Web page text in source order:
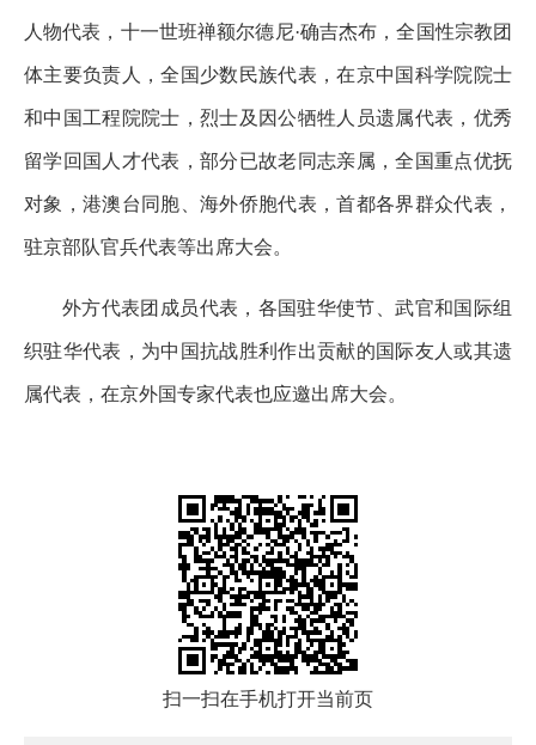
人物代表，十一世班禅额尔德尼·确吉杰布，全国性宗教团
体主要负责人，全国少数民族代表，在京中国科学院院士
和中国工程院院士，烈士及因公牺牲人员遗属代表，优秀
留学回国人才代表，部分已故老同志亲属，全国重点优抚
对象，港澳台同胞、海外侨胞代表，首都各界群众代表，
驻京部队官兵代表等出席大会。
外方代表团成员代表，各国驻华使节、武官和国际组
织驻华代表，为中国抗战胜利作出贡献的国际友人或其遗
属代表，在京外国专家代表也应邀出席大会。
扫一扫在手机打开当前页